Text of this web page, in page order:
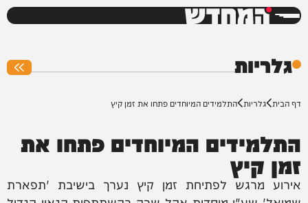
המחדש
גלריות
דף הבית גלריות התלמידים המיוחדים פתחו את זמן קיץ
התלמידים המיוחדים פתחו את
זמן קיץ
אירוע מרגש לפתיחת זמן קיץ נערך בישיבת 'תפארת